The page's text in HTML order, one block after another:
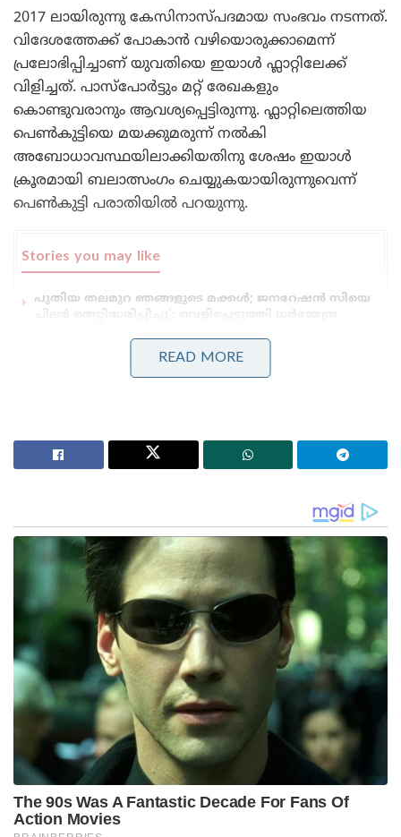
2017 ലായിരുന്നു കേസിനാസ്പദമായ സംഭവം നടന്നത്.
വിദേശത്തേക്ക് പോകാൻ വഴിയൊരുക്കാമെന്ന്
പ്രലോഭിപ്പിച്ചാണ് യുവതിയെ ഇയാൾ ഫ്ലാറ്റിലേക്ക്
വിളിച്ചത്. പാസ്പോർട്ടും മറ്റ് രേഖകളും
കൊണ്ടുവരാനും ആവശ്യപ്പെട്ടിരുന്നു. ഫ്ലാറ്റിലെത്തിയ
പെൺകുട്ടിയെ മയക്കുമരുന്ന് നൽകി
അബോധാവസ്ഥയിലാക്കിയതിനു ശേഷം ഇയാൾ
ക്രൂരമായി ബലാത്സംഗം ചെയ്യുകയായിരുന്നുവെന്ന്
പെൺകുട്ടി പരാതിയിൽ പറയുന്നു.
Stories you may like
പുതിയ തലമുറ ഞങ്ങളുടെ മക്കൾ; ജനറേഷൻ സിയെ
ചിലർ തെറ്റിദ്ധരിപ്പിച്ചു’; വെളിപ്പെടുത്തി ധർമ്മേന്ദ്ര
സാധാരണക്കാർക്കും ചെറുകിട വ്യാപാരികൾക്കും ഒരു
തരത്തിലുള്ള ട്രാൻസാക്ഷൻ നിരക്കുകളും ഈടാക്കില്ല
യേശു യേശു പ്രവാചകൻ എന്നും പാപ്പാജി എന്നും
ചെയ്യുന്നതിന്റെ വീഡിയോ പിടിക്കുകയും അത് വച്ച്
ഭീഷണിപ്പെടുത്തുകയും ചെയ്തെന്ന് പരാതിയിൽ
ചൂണ്ടിക്കാട്ടുന്നു. കേസന്വേഷിച്ച പോലീസ് ബജിന്ദർ
സിംഗിനെ അറസ്റ്റ് ചെയ്തു. തുടരന്വേഷണത്തിൽ
ഇയാൾക്കെതിരെ ശക്തമായ തെളിവുകൾ
ലഭിച്ചു. നേരത്തെ കൊലക്കേസിൽ ശിക്ഷിക്കപ്പെട്ട്
ജയിലിലായിരുന്നു ഇയാൾ. അവിടെവെച്ചാണ്
ക്രിസ്തുമതത്തിലേക്ക് മതം മാറിയത്. പെന്തക്കോസ്ത്
പാസ്റ്റർമാരുടെ ഇടപെടലിലൂടെയായിരുന്നു മതം മാറ്റം.
മതം മാറിയതിനു ശേഷം സ്വന്തമായ സഭ സ്ഥാപിച്ച്
മതപ്രചാരണവും മതപരിവർത്തനവും
നടത്തിവരികയായിരുന്നു ഇയാൾ.
കേസിന്റെ വിചാരണക്കിടെ നിരവധി ഭീഷണികളും
പ്രലോഭനങ്ങളും നേരിടേണ്ടി വന്നെന്ന് ഇര
READ MORE